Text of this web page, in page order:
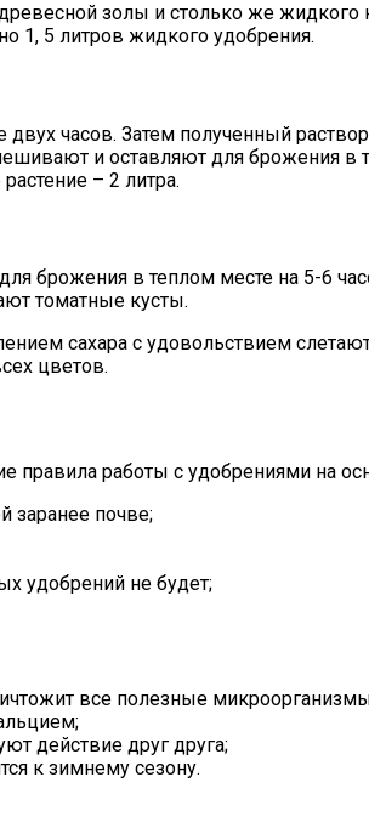
золы и столько же
1, 5 литров жидкого удобрения.
часов. Затем полученный
и оставляют для брожения в
– 2 литра.
брожения в теплом месте на 5-6
томатные кусты.
сахара с удовольствием
цветов.
работы с удобрениями на
заранее почве;
удобрений не будет;
все полезные
действие друг друга;
к зимнему сезону.